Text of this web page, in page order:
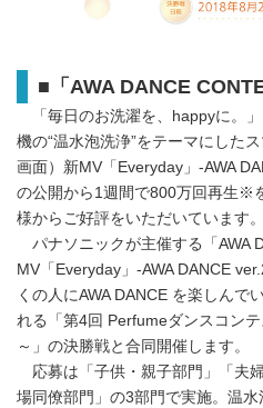
■「AWA DANCE
「毎日のお洗濯を、happyに。
機の“温水泡洗浄”をテーマにした
画面）新MV「Everyday」-AWA
の公開から1週間で800万回再生※
様からご好評をいただいています。
パナソニックが主催する「AWA
MV「Everyday」-AWA DANCE
くの人にAWA DANCE を楽しんで
れる「第4回 Perfumeダンスコン
～」の決勝戦と合同開催します。
応募は「子供・親子部門」「夫
場同僚部門」の3部門で実施。温水